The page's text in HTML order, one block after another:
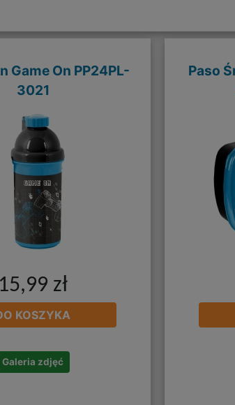
Game On PP24PL-
3021
15,99 zł
KOSZYKA
Galeria zdjęć
Paso